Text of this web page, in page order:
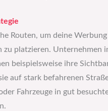
Routen, um deine
zu platzieren. Unternehmen
beispielsweise ihre
auf stark befahrenen
Fahrzeuge in gut